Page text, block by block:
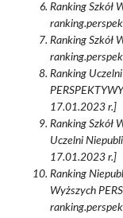
Ranking Szkół
Ranking Szkół
Ranking
17.01.2023 r.]
Ranking Szkół
Uczelni
17.01.2023 r.]
Ranking
Wyższych